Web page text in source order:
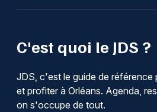
C'est quoi le JDS ?
JDS, c'est le guide de référence
et profiter à Orléans. Agenda,
on s'occupe de tout.